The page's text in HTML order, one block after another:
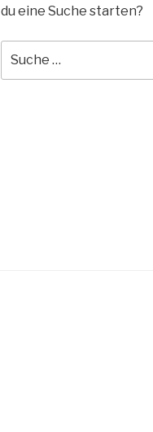
du eine Suche starten?
nach: